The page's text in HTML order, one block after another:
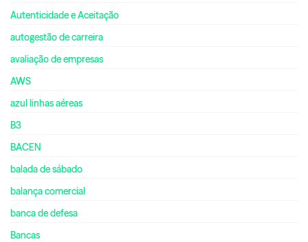
Autenticidade e Aceitação
autogestão de carreira
avaliação de empresas
AWS
azul linhas aéreas
B3
BACEN
balada de sábado
balança comercial
banca de defesa
Bancas